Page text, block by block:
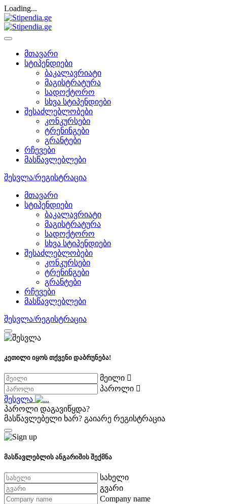
Loading...
მთავარი
სტიპენდიები
ბაკალავრიატი
მაგისტრატურა
სადოქტორო
სხვა სტიპენდიები
შესაძლებლობები
კონკურსები
ტრენინგები
გრანტები
რჩევები
მასწავლებლები
შესვლა/რეგისტრაცია
მთავარი
სტიპენდიები
ბაკალავრიატი
მაგისტრატურა
სადოქტორო
სხვა სტიპენდიები
შესაძლებლობები
კონკურსები
ტრენინგები
გრანტები
რჩევები
მასწავლებლები
შესვლა/რეგისტრაცია
კეთილი იყოს თქვენი დაბრუნება!
მეილი
პაროლი
შესვლა
პაროლი დაგავიწყდა?
მასწავლებელი ხარ? გაიარე რეგისტრაცია
მასწავლებლის ანგარიშის შექმნა
სახელი
გვარი
Company name